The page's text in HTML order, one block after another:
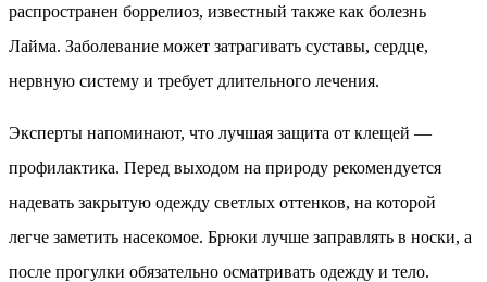
распространен боррелиоз, известный также как болезнь
Лайма. Заболевание может затрагивать суставы, сердце,
нервную систему и требует длительного лечения.
Эксперты напоминают, что лучшая защита от клещей —
профилактика. Перед выходом на природу рекомендуется
надевать закрытую одежду светлых оттенков, на которой
легче заметить насекомое. Брюки лучше заправлять в носки, а
после прогулки обязательно осматривать одежду и тело.